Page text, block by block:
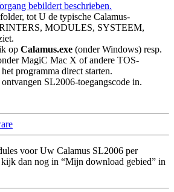
bebildert beschrieben.
tot U de typische Calamus-
MODULES, SYSTEEM,
op Calamus.exe (onder Windows) resp.
MagiC Mac X of andere TOS-
programma direct starten.
SL2006-toegangscode in.
voor Uw Calamus SL2006 per
dan nog in
Mijn download gebied
in